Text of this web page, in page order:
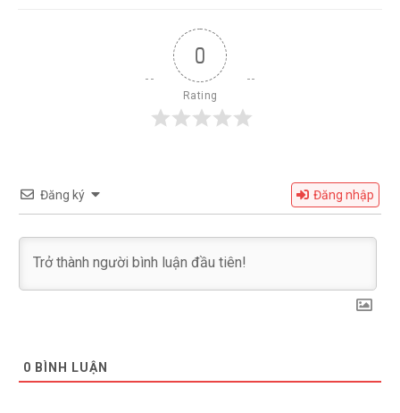
0
Rating
Đăng ký Đăng nhập
0 BÌNH LUẬN